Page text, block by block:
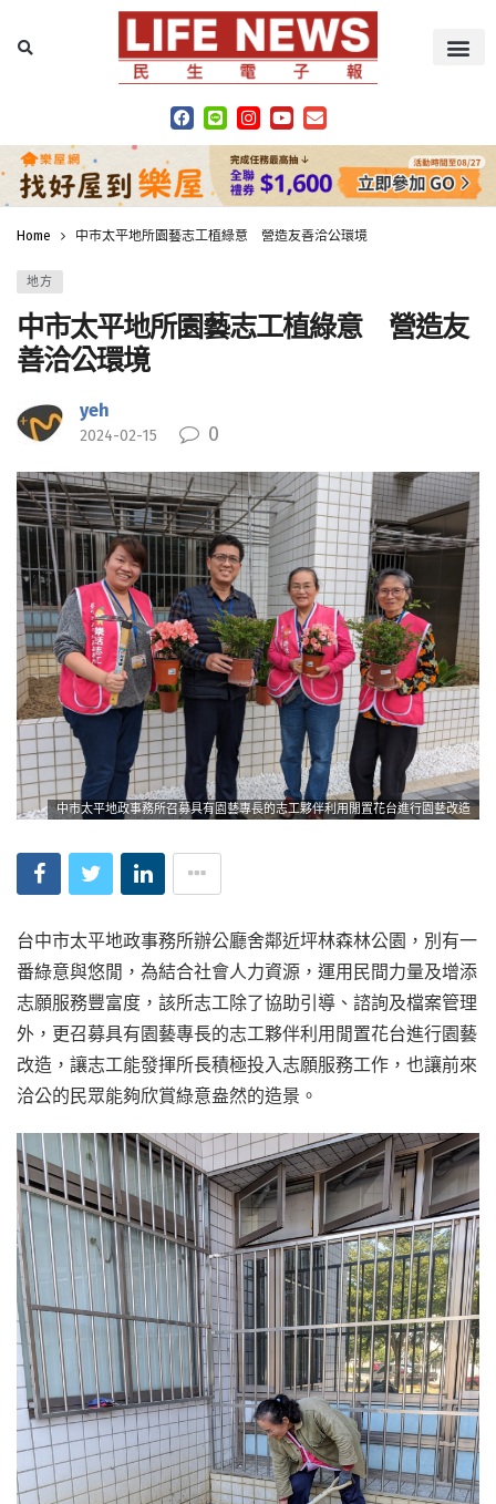
Home 中市太平地所園藝志工植綠意 營造友善洽公環境
地方
中市太平地所園藝志工植綠意 營造友
善洽公環境
yeh
2024-02-15 0
中市太平地政事務所召募具有園藝專長的志工夥伴利用閒置花台進行園藝改造
台中市太平地政事務所辦公廳舍鄰近坪林森林公園，別有一
番綠意與悠閒，為結合社會人力資源，運用民間力量及增添
志願服務豐富度，該所志工除了協助引導、諮詢及檔案管理
外，更召募具有園藝專長的志工夥伴利用閒置花台進行園藝
改造，讓志工能發揮所長積極投入志願服務工作，也讓前來
洽公的民眾能夠欣賞綠意盎然的造景。